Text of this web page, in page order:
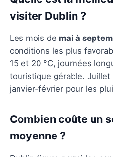
visiter Dublin ?
Les mois de mai à
conditions les plus
15 et 20 °C, journées
touristique gérable. Juillet
janvier-février pour les
Combien coûte un
moyenne ?